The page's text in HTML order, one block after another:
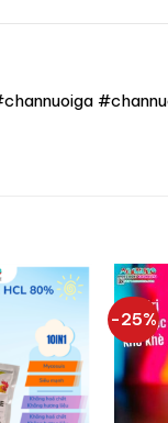
-25%